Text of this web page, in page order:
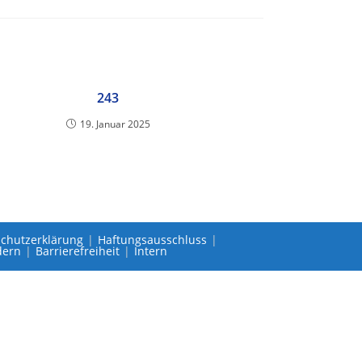
243
19. Januar 2025
Haftungsausschluss
Barrierefreiheit Intern